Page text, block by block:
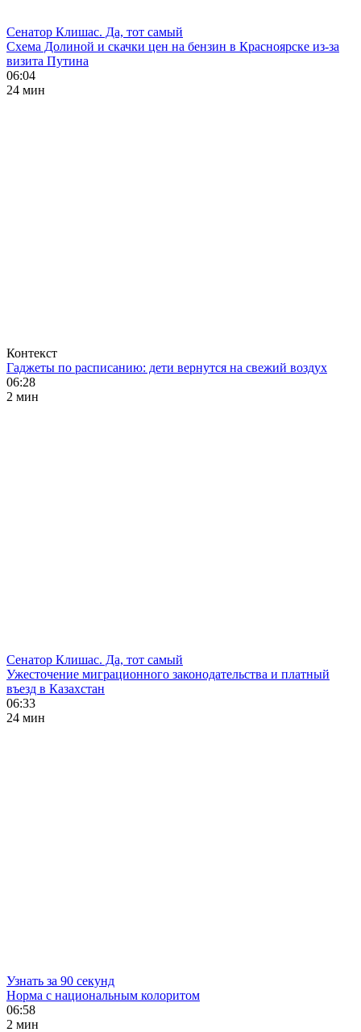
Сенатор Клишас. Да, тот самый
Схема Долиной и скачки цен на бензин в Красноярске из-за
визита Путина
06:04
24 мин
Контекст
Гаджеты по расписанию: дети вернутся на свежий воздух
06:28
2 мин
Сенатор Клишас. Да, тот самый
Ужесточение миграционного законодательства и платный
въезд в Казахстан
06:33
24 мин
Узнать за 90 секунд
Норма с национальным колоритом
06:58
2 мин